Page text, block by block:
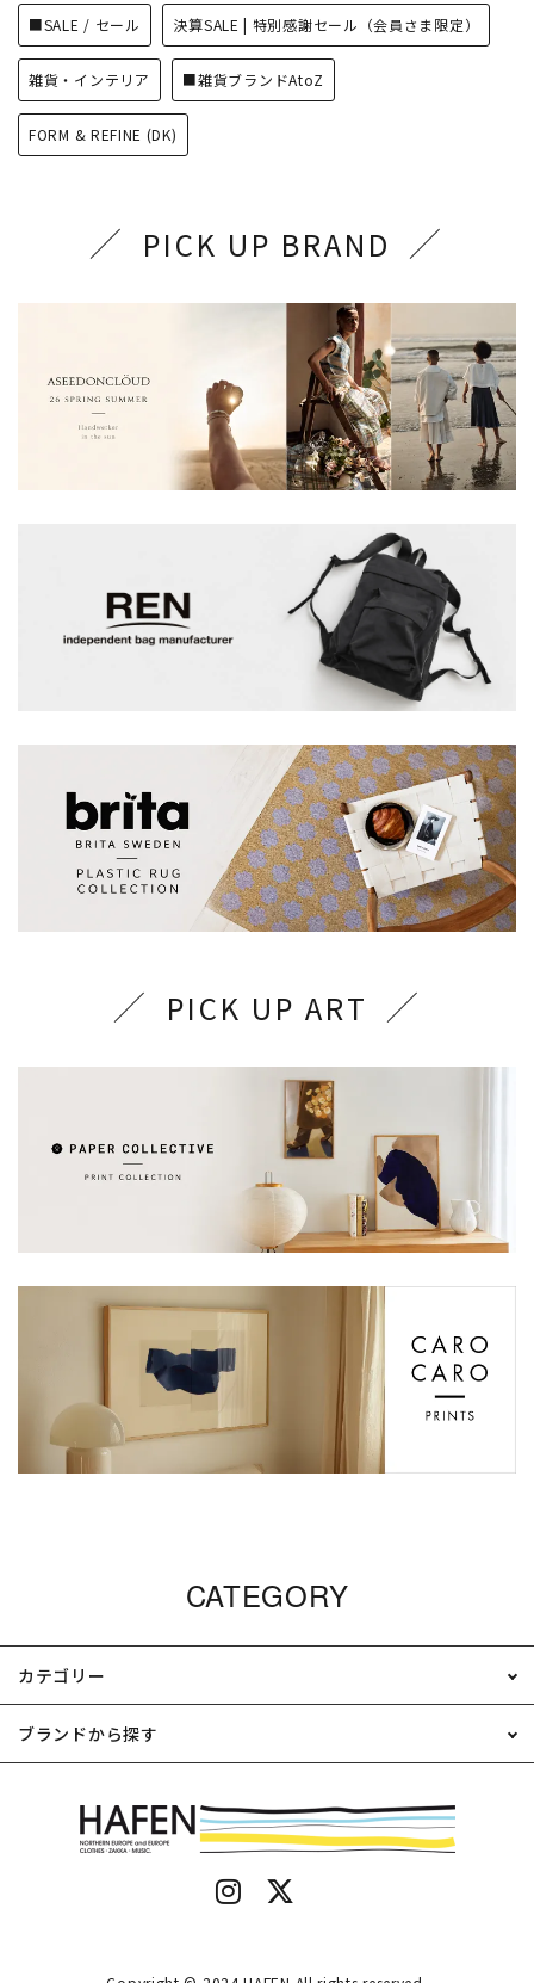
■SALE / セール 決算SALE | 特別感謝セール（会員さま限定）
雑貨・インテリア ■雑貨ブランドAtoZ
FORM & REFINE (DK)
PICK UP BRAND
PICK UP ART
CATEGORY
カテゴリー
ブランドから探す